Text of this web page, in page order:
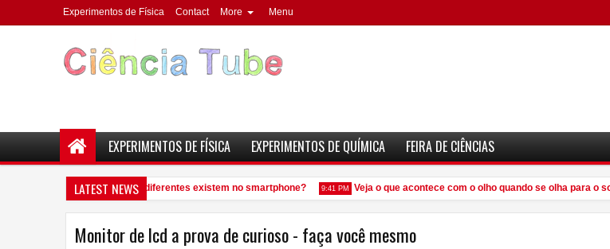
Experimentos de Física Contact More Menu
EXPERIMENTOS DE FÍSICA EXPERIMENTOS DE QUÍMICA FEIRA DE CIÊNCIAS
LATEST NEWS
Quantos elementos químicos diferentes existem no smartphone? 9:41 PM Veja o que acontece com o olho quando se olha para o sol
Monitor de lcd a prova de curioso - faça você mesmo